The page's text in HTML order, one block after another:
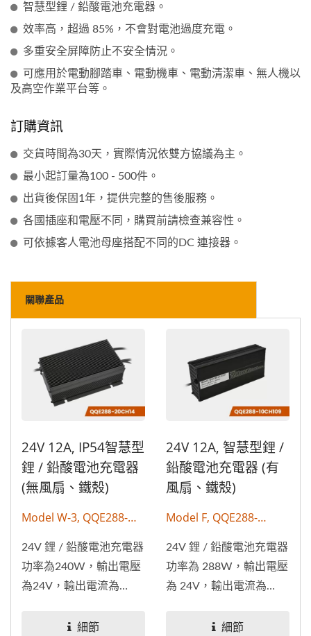
智慧型鋰 / 鉛酸電池充電器。
效率高，超過 85%，不會對電池過度充電。
多重安全屏障防止不安全情況。
可應用於電動腳踏車、電動機車、電動清潔車、無人機以
及高空作業平台等。
訂購資訊
交貨時間為30天，實際情況依雙方協議為主。
最小起訂量為100 - 500件。
出貨後保固1年，提供完整的售後服務。
各國插座和電壓不同，購買前請檢查兼容性。
可依據客人電池母座搭配不同的DC 連接器。
關聯產品
24V 12A, IP54智慧型
鋰 / 鉛酸電池充電器
(無風扇、鐵殼)
Model W-3, QQE288-
20CH14
24V 鋰 / 鉛酸電池充電器
功率為240W，輸出電壓
為24V，輸出電流為
細節
24V 12A, 智慧型鋰 /
鉛酸電池充電器 (有
風扇、鐵殼)
Model F, QQE288-
10CH109
24V 鋰 / 鉛酸電池充電器
功率為 288W，輸出電壓
為 24V，輸出電流為
各種車輛，包括電動腳踏
細節